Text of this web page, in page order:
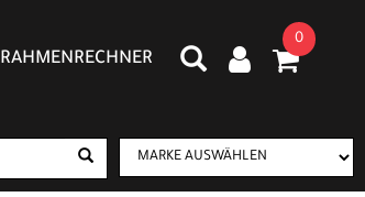
0
RAHMENRECHNER